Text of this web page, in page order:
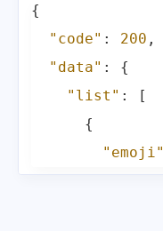
{
"code" : 200 ,
"data" :
{
"list" :
[
{
"emoji"